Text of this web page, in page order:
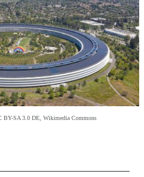
BY-SA 3.0 DE, Wikimedia Commons